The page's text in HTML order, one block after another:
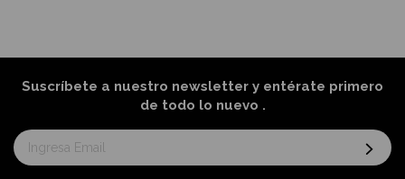
Suscríbete a nuestro newsletter y entérate primero
de todo lo nuevo .
Suscríbase
al